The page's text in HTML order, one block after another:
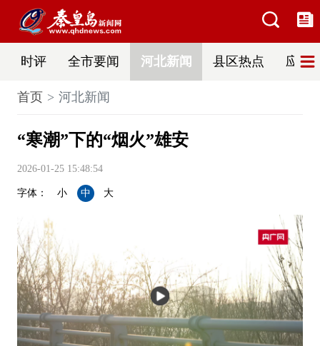
时评 全市要闻 河北新闻 县区热点 应急
首页 河北新闻
“寒潮”下的“烟火”雄安
2026-01-25 15:48:54
字体： 小 中 大